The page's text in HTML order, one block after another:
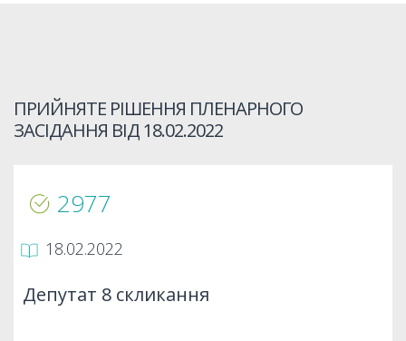
ПРИЙНЯТЕ РІШЕННЯ ПЛЕНАРНОГО
ЗАСІДАННЯ ВІД18.02.2022
2977
18.02.2022
Депутат 8 скликання